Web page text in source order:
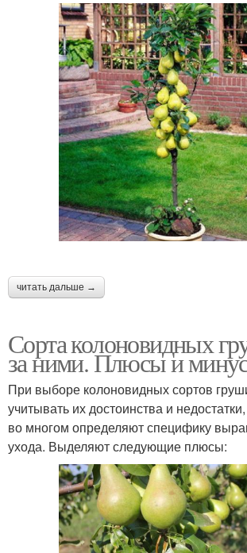
читать дальше →
Сорта колоновидных
за ними. Плюсы и
При выборе колоновидных сортов
учитывать их достоинства и
во многом определяют специфику
ухода. Выделяют следующие плюсы: